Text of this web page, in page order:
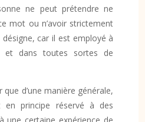
ne peut prétendre ne
mot ou n’avoir strictement
désigne, car il est employé à
dans toutes sortes de
d’une manière générale,
en principe réservé à des
une certaine expérience de